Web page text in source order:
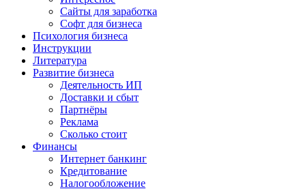
Сайты для заработка
Софт для бизнеса
Психология бизнеса
Инструкции
Литература
Развитие бизнеса
Деятельность ИП
Доставки и сбыт
Партнёры
Реклама
Сколько стоит
Финансы
Интернет банкинг
Кредитование
Налогообложение